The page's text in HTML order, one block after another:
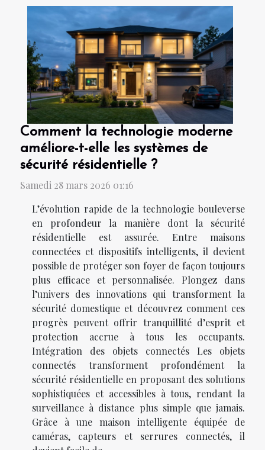
Comment la technologie moderne
améliore-t-elle les systèmes de
sécurité résidentielle ?
Samedi 28 mars 2026 01:16
L’évolution rapide de la technologie bouleverse
en profondeur la manière dont la sécurité
résidentielle est assurée. Entre maisons
connectées et dispositifs intelligents, il devient
possible de protéger son foyer de façon toujours
plus efficace et personnalisée. Plongez dans
l’univers des innovations qui transforment la
sécurité domestique et découvrez comment ces
progrès peuvent offrir tranquillité d’esprit et
protection accrue à tous les occupants.
Intégration des objets connectés Les objets
connectés transforment profondément la
sécurité résidentielle en proposant des solutions
sophistiquées et accessibles à tous, rendant la
surveillance à distance plus simple que jamais.
Grâce à une maison intelligente équipée de
caméras, capteurs et serrures connectés, il